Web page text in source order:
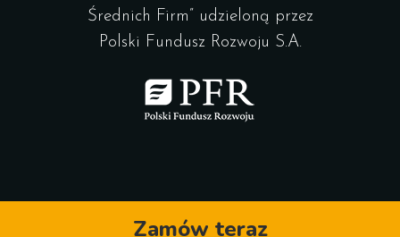
Zamów teraz
Średnich Firm” udzieloną przez
Polski Fundusz Rozwoju S.A.